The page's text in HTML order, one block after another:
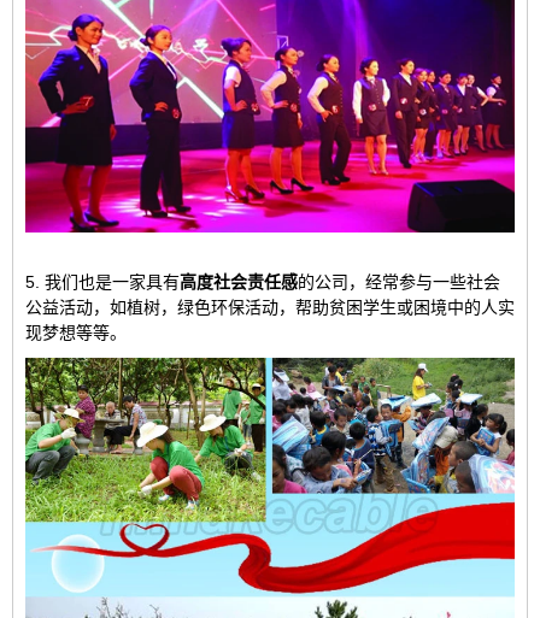
5. 我们也是一家具有高度社会责任感的公司，经常参与一些社会
公益活动，如植树，绿色环保活动，帮助贫困学生或困境中的人实
现梦想等等。